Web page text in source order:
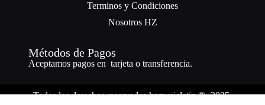
Terminos y Condiciones
Nosotros HZ
Métodos de Pagos
Aceptamos pagos en tarjeta o transferencia.
Todos los derechos reservados hzmusiclatin ® -2025.